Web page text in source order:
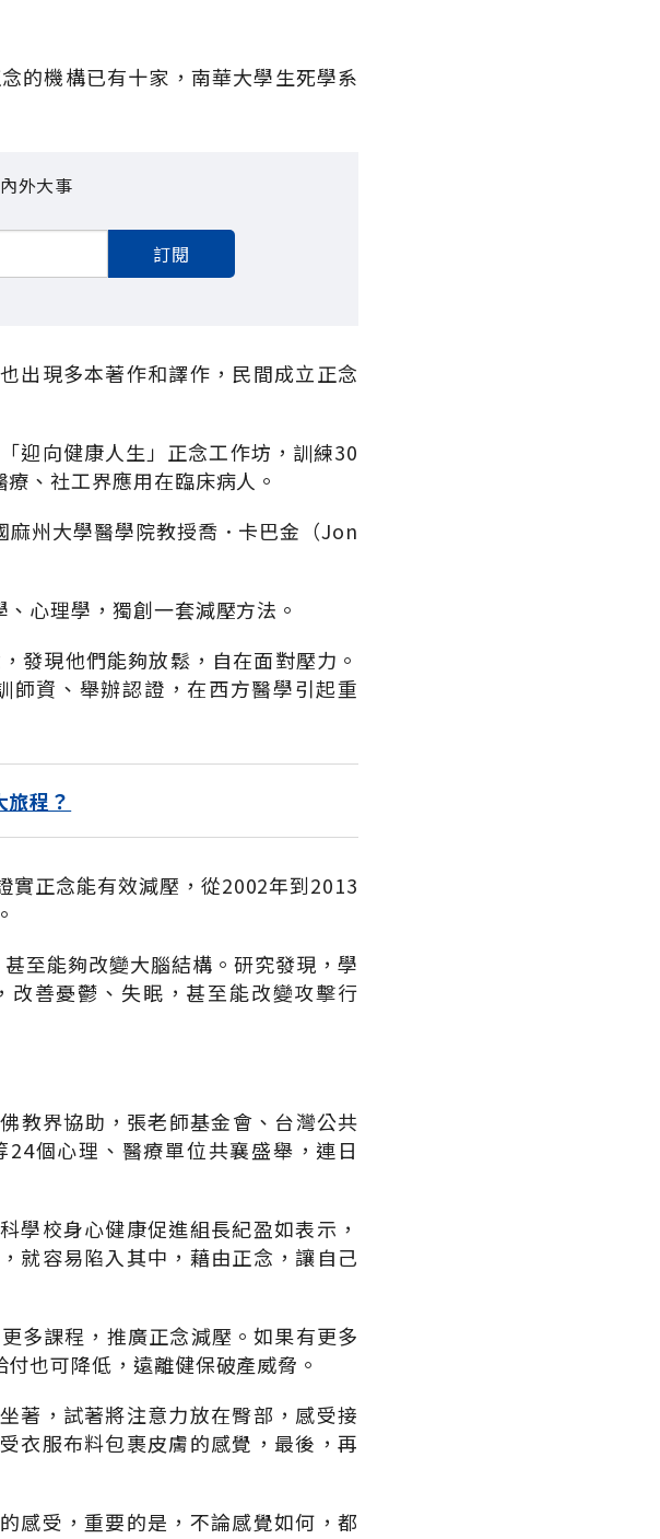
的機構已有十家，南華大學生死學系
外大事
訂閱
出現多本著作和譯作，民間成立正念
迎向健康人生」正念工作坊，訓練30
、社工界應用在臨床病人。
州大學醫學院教授喬．卡巴金（Jon
心理學，獨創一套減壓方法。
發現他們能夠放鬆，自在面對壓力。
資、舉辦認證，在西方醫學引起重
程？
實正念能有效減壓，從2002年到2013
至能夠改變大腦結構。研究發現，學
善憂鬱、失眠，甚至能改變攻擊行
教界協助，張老師基金會、台灣公共
個心理、醫療單位共襄盛舉，連日
學校身心健康促進組長紀盈如表示，
就容易陷入其中，藉由正念，讓自己
多課程，推廣正念減壓。如果有更多
也可降低，遠離健保破產威脅。
著，試著將注意力放在臀部，感受接
衣服布料包裹皮膚的感覺，最後，再
感受，重要的是，不論感覺如何，都